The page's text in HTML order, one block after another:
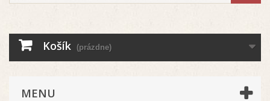
Košík (prázdne)
MENU